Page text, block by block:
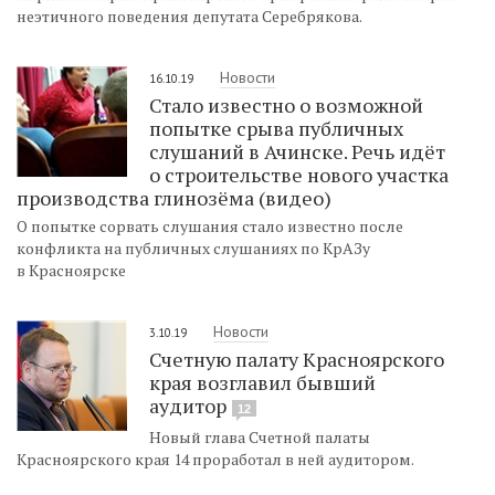
неэтичного поведения депутата Серебрякова.
16.10.19 Новости
Стало известно о возможной
попытке срыва публичных
слушаний в Ачинске. Речь идёт
о строительстве нового участка
производства глинозёма (видео)
О попытке сорвать слушания стало известно после
конфликта на публичных слушаниях по КрАЗу
в Красноярске
3.10.19 Новости
Счетную палату Красноярского
края возглавил бывший
аудитор
12
Новый глава Счетной палаты
Красноярского края 14 проработал в ней аудитором.